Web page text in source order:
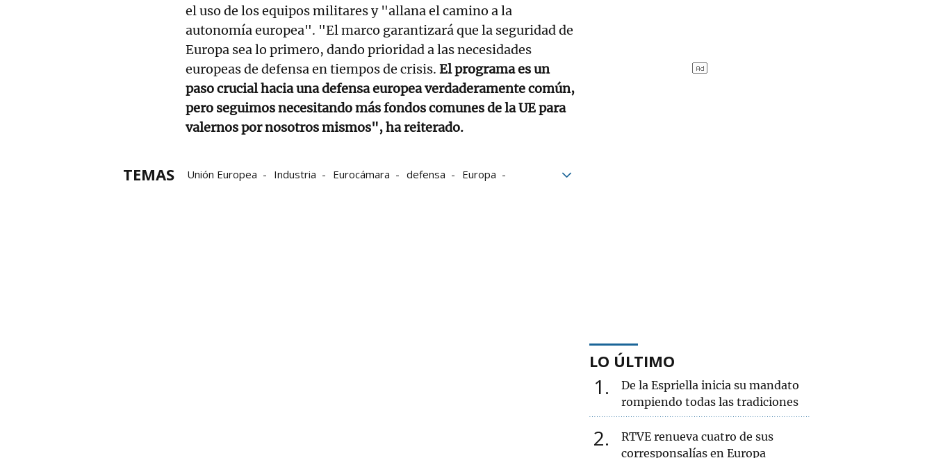
el uso de los equipos militares y "allana el camino a la
autonomía europea". "El marco garantizará que la seguridad de
Europa sea lo primero, dando prioridad a las necesidades
europeas de defensa en tiempos de crisis. El programa es un
paso crucial hacia una defensa europea verdaderamente común,
pero seguimos necesitando más fondos comunes de la UE para
valernos por nosotros mismos", ha reiterado.
TEMAS Unión Europea Industria Eurocámara defensa
Europa
LO ÚLTIMO
1
De la Espriella inicia su mandato
rompiendo todas las tradiciones
2
RTVE renueva cuatro de sus
corresponsalías en Europa